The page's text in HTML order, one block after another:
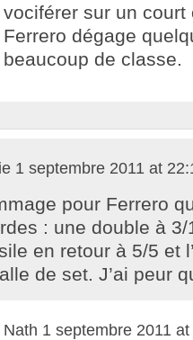
vociférer sur un
Ferrero dégage
beaucoup de classe.
1 septembre 2011 at
pour Ferrero
: une double à
en retour à 5/5 et
de set. J’ai peur
Nath 1 septembre 2011 at